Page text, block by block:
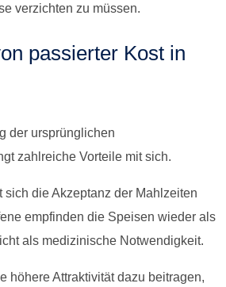
verzichten zu müssen.
passierter Kost in
der ursprünglichen
zahlreiche Vorteile mit sich.
sich die Akzeptanz der Mahlzeiten
empfinden die Speisen wieder als
als medizinische Notwendigkeit.
höhere Attraktivität dazu beitragen,